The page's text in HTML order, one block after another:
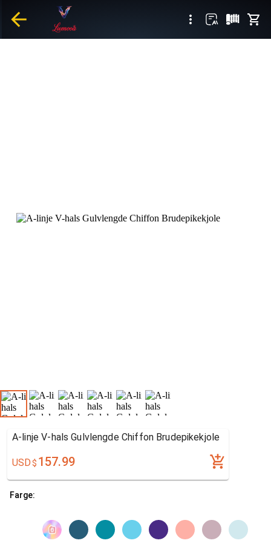
A-linje V-hals Gulvlengde Chiffon Brudepikekjole
USD$ 157.99
Farge: